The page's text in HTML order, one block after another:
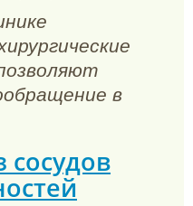
в
сосудов